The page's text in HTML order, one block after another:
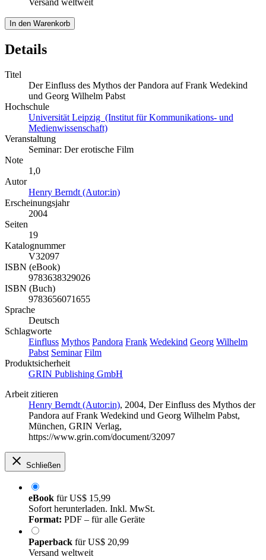
Versand weltweit
In den Warenkorb
Details
Titel
Der Einfluss des Mythos der Pandora auf Frank Wedekind
und Georg Wilhelm Pabst
Hochschule
Universität Leipzig (Institut für Kommunikations- und
Medienwissenschaft)
Veranstaltung
Seminar: Der erotische Film
Note
1,0
Autor
Henry Berndt (Autor:in)
Erscheinungsjahr
2004
Seiten
19
Katalognummer
V32097
ISBN (eBook)
9783638329026
ISBN (Buch)
9783656071655
Sprache
Deutsch
Schlagworte
Einfluss Mythos Pandora Frank Wedekind Georg Wilhelm
Pabst Seminar Film
Produktsicherheit
GRIN Publishing GmbH
Arbeit zitieren
Henry Berndt (Autor:in), 2004, Der Einfluss des Mythos der
Pandora auf Frank Wedekind und Georg Wilhelm Pabst,
München, GRIN Verlag,
https://www.grin.com/document/32097
Schließen
eBook fürUS$ 15,99
Sofort herunterladen. Inkl. MwSt.
Format: PDF – für alle Geräte
Paperback fürUS$ 20,99
Versand weltweit